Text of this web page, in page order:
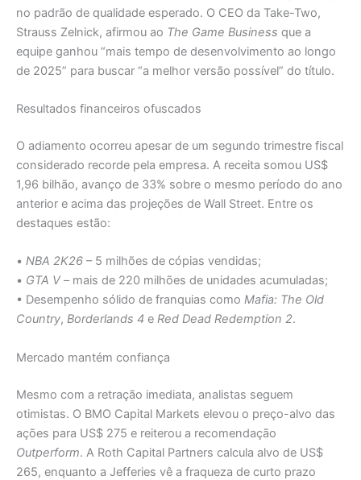
no padrão de qualidade esperado. O CEO da Take-Two,
Strauss Zelnick, afirmou ao The Game Business que a
equipe ganhou “mais tempo de desenvolvimento ao longo
de 2025” para buscar “a melhor versão possível” do título.
Resultados financeiros ofuscados
O adiamento ocorreu apesar de um segundo trimestre fiscal
considerado recorde pela empresa. A receita somou US$
1,96 bilhão, avanço de 33% sobre o mesmo período do ano
anterior e acima das projeções de Wall Street. Entre os
destaques estão:
• NBA 2K26 – 5 milhões de cópias vendidas;
• GTA V– mais de 220 milhões de unidades acumuladas;
• Desempenho sólido de franquias como Mafia: The Old
Country, Borderlands 4 e Red Dead Redemption 2.
Mercado mantém confiança
Mesmo com a retração imediata, analistas seguem
otimistas. O BMO Capital Markets elevou o preço-alvo das
ações para US$ 275 e reiterou a recomendação
Outperform. A Roth Capital Partners calcula alvo de US$
265, enquanto a Jefferies vê a fraqueza de curto prazo